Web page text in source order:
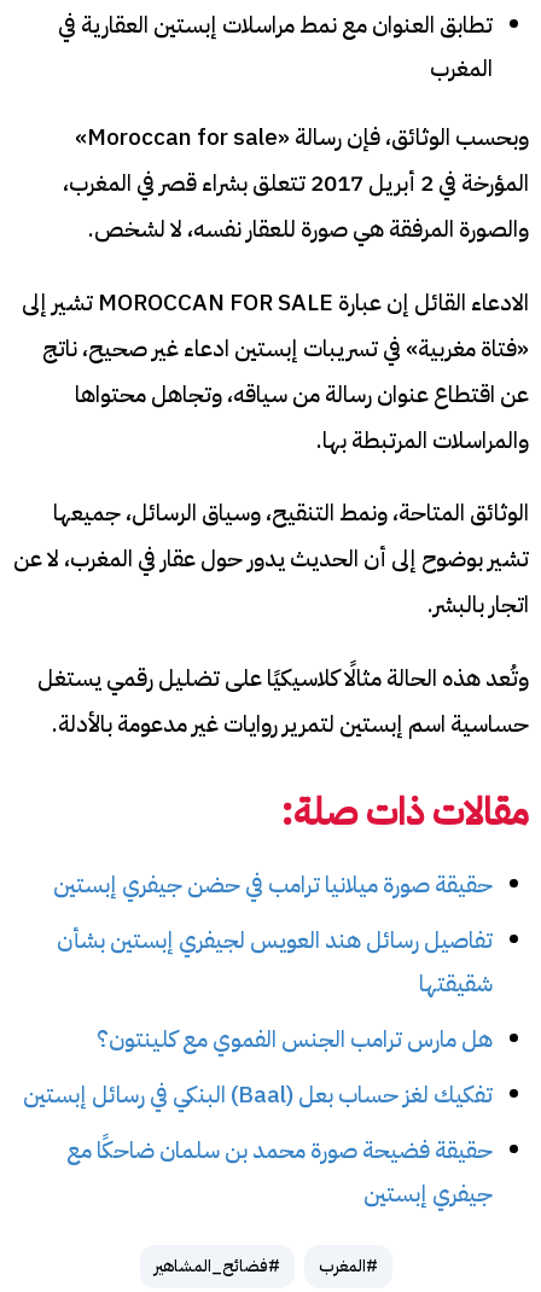
تطابق العنوان مع نمط مراسلات إبستين العقارية في
المغرب
وبحسب الوثائق، فإن رسالة «Moroccan for sale»
المؤرخة في 2 أبريل 2017 تتعلق بشراء قصر في المغرب،
والصورة المرفقة هي صورة للعقار نفسه، لا لشخص.
الادعاء القائل إن عبارة MOROCCAN FOR SALE تشير إلى
«فتاة مغربية» في تسريبات إبستين ادعاء غير صحيح، ناتج
عن اقتطاع عنوان رسالة من سياقه، وتجاهل محتواها
والمراسلات المرتبطة بها.
الوثائق المتاحة، ونمط التنقيح، وسياق الرسائل، جميعها
تشير بوضوح إلى أن الحديث يدور حول عقار في المغرب، لا عن
اتجار بالبشر.
وتُعد هذه الحالة مثالًا كلاسيكيًا على تضليل رقمي يستغل
حساسية اسم إبستين لتمرير روايات غير مدعومة بالأدلة.
مقالات ذات صلة:
حقيقة صورة ميلانيا ترامب في حضن جيفري إبستين
تفاصيل رسائل هند العويس لجيفري إبستين بشأن
شقيقتها
هل مارس ترامب الجنس الفموي مع كلينتون؟
تفكيك لغز حساب بعل (Baal) البنكي في رسائل إبستين
حقيقة فضيحة صورة محمد بن سلمان ضاحكًا مع
جيفري إبستين
#المغرب #فضائح_المشاهير